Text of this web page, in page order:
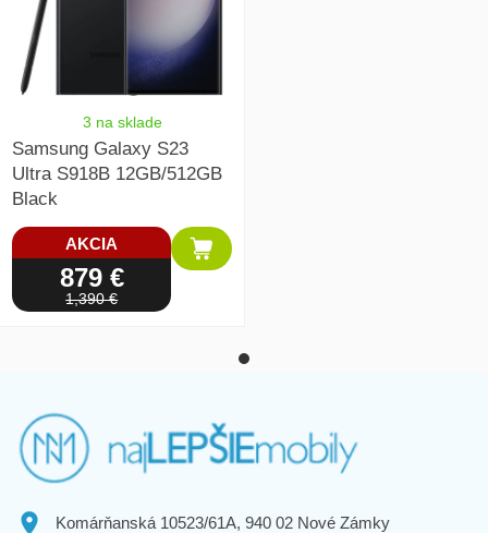
3 na sklade
Samsung Galaxy S23
Ultra S918B 12GB/512GB
Black
AKCIA
879 €
1,390 €
Komárňanská 10523/61A, 940 02 Nové Zámky